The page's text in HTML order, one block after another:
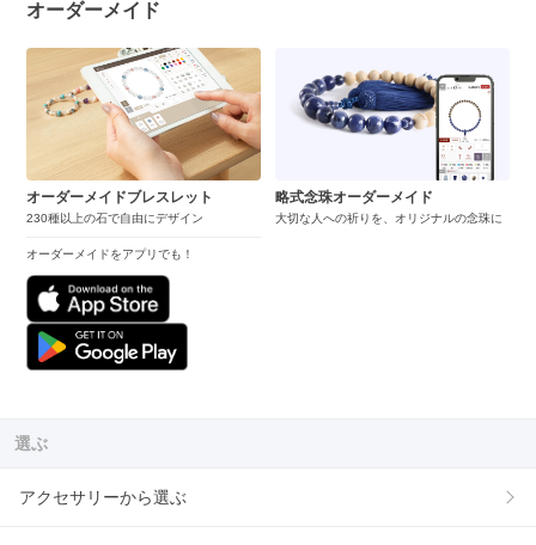
オーダーメイド
オーダーメイドブレスレット
230種以上の石で自由にデザイン
オーダーメイドをアプリでも！
略式念珠オーダーメイド
大切な人への祈りを、オリジナルの念珠に
選ぶ
アクセサリーから選ぶ